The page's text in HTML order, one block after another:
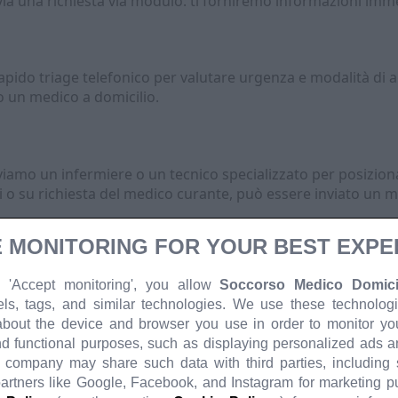
triage telefonico per valutare urgenza e modalità di
un medico a domicilio.
un infermiere o un tecnico specializzato per
o su richiesta del medico curante, può essere inviato un
in punti scelti per minimizzare gli artefatti, attiverà il
attività e gestione dell'apparecchio. Alla fine del
il ritiro.
MONITORING FOR YOUR BEST
'Accept monitoring', you allow Soccorso Medico
tags, and similar technologies. We use these
the device and browser you use in order to monitor
functional purposes, such as displaying personalized ads
company may share such data with third parties, including
like Google, Facebook, and Instagram for marketing